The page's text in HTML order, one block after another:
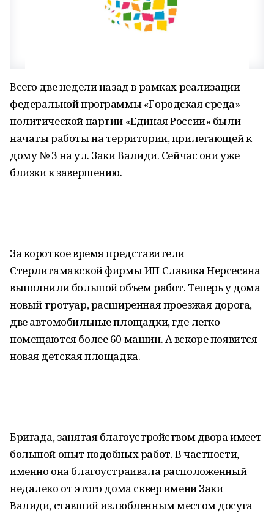
Всего две недели назад в рамках реализации
федеральной программы «Городская среда»
политической партии «Единая России» были
начаты работы на территории, прилегающей к
дому № 3 на ул. Заки Валиди. Сейчас они уже
близки к завершению.
За короткое время представители
Стерлитамакской фирмы ИП Славика Нерсесяна
выполнили большой объем работ. Теперь у дома
новый тротуар, расширенная проезжая дорога,
две автомобильные площадки, где легко
помещаются более 60 машин. А вскоре появится
новая детская площадка.
Бригада, занятая благоустройством двора имеет
большой опыт подобных работ. В частности,
именно она благоустраивала расположенный
недалеко от этого дома сквер имени Заки
Валиди, ставший излюбленным местом досуга